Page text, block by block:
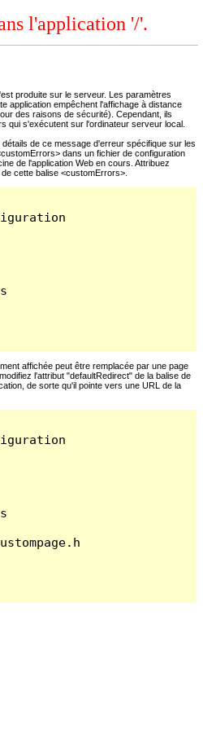
l'application '/'.
produite sur le serveur. Les paramètres
application empêchent l'affichage à distance
des raisons de sécurité). Cependant, ils
qui s'exécutent sur l'ordinateur serveur local.
de ce message d'erreur spécifique sur les
dans un fichier de configuration
de l'application Web en cours. Attribuez
cette balise <customErrors>.
affichée peut être remplacée par une page
l'attribut "defaultRedirect" de la balise de
de sorte qu'il pointe vers une URL de la